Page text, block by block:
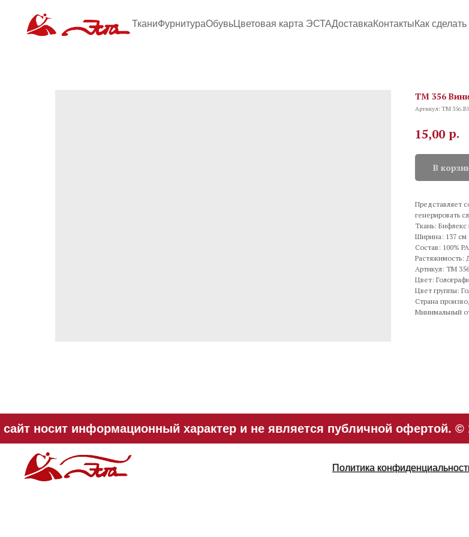
ТканиФурнитураОбувьЦветовая карта ЭСТАДоставкаКонтактыКак
TM 356
Артикул:TM
15,00 р.
В
Представляет
генерировать
Ткань: Бифлекс
Ширина: 137 см
Состав: 100% PA
Растяжимость:
Артикул: TM 356
Цвет:
Цвет группы:
Страна
Минимальный
носит информационный характер и не является публичной офертой. ©
Политика